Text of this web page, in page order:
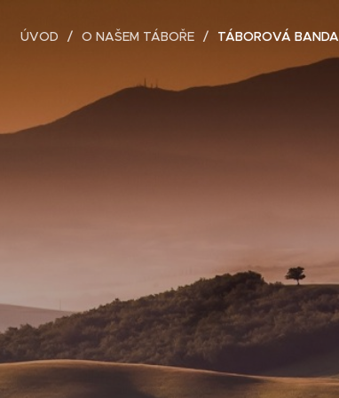
ÚVOD O NAŠEM TÁBOŘE TÁBOROVÁ BANDA